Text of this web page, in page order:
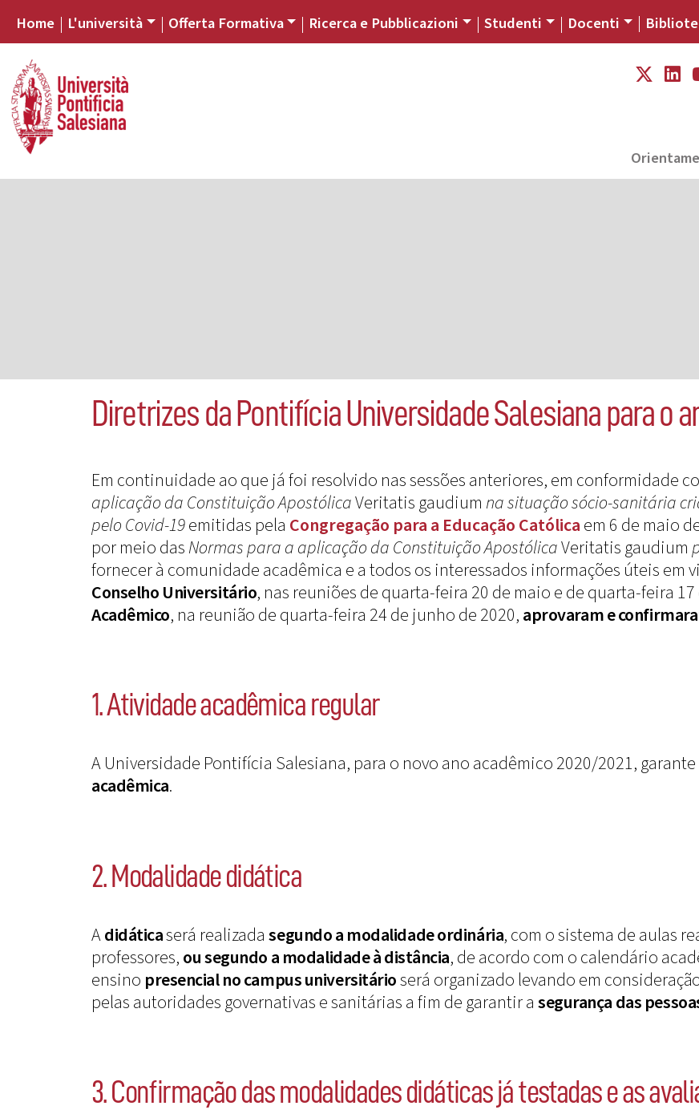
Home L'università Offerta Formativa Ricerca e Pubblicazioni Studenti Docenti
Diretrizes da Pontifícia Universidade Salesiana para o
Em continuidade ao que já foi resolvido nas sessões anteriores, em conformidade
aplicação da Constituição ApostólicaVeritatis gaudium na situação sócio-sanitária
pelo Covid-19emitidas pela Congregação para a Educação Católicaem 6 de maio
por meio dasNormas para a aplicaçãoda Constituição ApostólicaVeritatis gaudium
fornecer à comunidade acadêmica e a todos os interessados informações úteis em
Conselho Universitário, nas reuniões de quarta-feira 20 de maio e de quarta-feira
Acadêmico, na reunião de quarta-feira 24 de junho de 2020,aprovaram e
1. Atividade acadêmica regular
A Universidade Pontifícia Salesiana, para o novo ano acadêmico 2020/2021,
acadêmica.
2. Modalidade didática
Adidáticaserá realizadasegundo a modalidade ordinária, com o sistema de aulas
professores,ousegundo a modalidade à distância, de acordo com o calendário
ensino presencial no campus universitárioserá organizado levando em
pelas autoridades governativas e sanitárias a fim de garantir asegurança das
3. Confirmação das modalidades didáticas já testadas e as